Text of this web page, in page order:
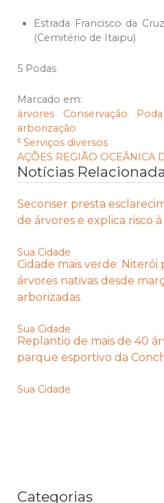
Estrada Francisco da
(Cemitério de Itaipu)
5 Podas
Marcado em:
árvores
Conservação
arborização
Serviços diversos
AÇÕES REGIÃO OCEÂNICA
Notícias
Seconser presta
de árvores e explica risco
Sua Cidade
Cidade mais verde:
árvores nativas desde
arborizadas
Sua Cidade
Replantio de mais de 40
parque esportivo da
Sua Cidade
Categorias